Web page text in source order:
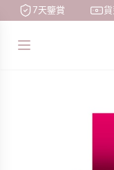
7天鑒賞 貨